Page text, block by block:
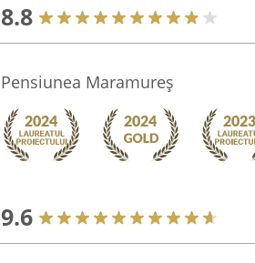
8.8
Pensiunea Maramureș
9.6